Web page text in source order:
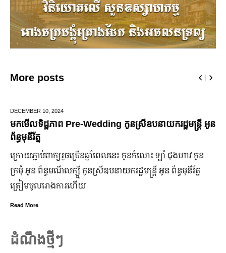
More posts
JUNE 25,2024
មកដឹងប្រាក់ចំណេញសុទ្ធរបស់ក្រុមហ៊ុន Ford ពីឆ្នាំ២០១០ ដល់
ឆ្នាំ២០២៤
ក្រុមហ៊ុន Ford Motor ទទួលប្រាក់ចំណេញសរុបប្រចាំឆ្នាំមានការកើន
ឡើង បើទោះបីវិបត្តិសេដ្ឋកិច្ចពិភពលោកមិនទាន់មានស្ថានភាពល្អ
ប្រសើរ។
Read More
ដំណឹងថ្មីៗ